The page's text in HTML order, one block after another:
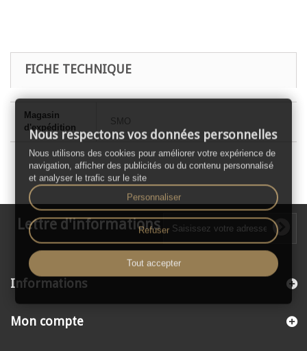
FICHE TECHNIQUE
Magasin
d'expédition
SMO
Lettre d'informations
Informations
Mon compte
Nous respectons vos données personnelles
Nous utilisons des cookies pour améliorer votre expérience de
navigation, afficher des publicités ou du contenu personnalisé
et analyser le trafic sur le site
Personnaliser
Refuser
Tout accepter